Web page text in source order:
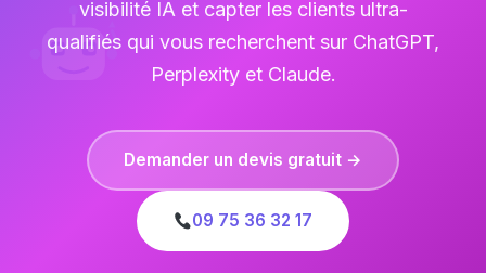
visibilité IA et capter les clients ultra-
qualifiés qui vous recherchent sur ChatGPT,
Perplexity et Claude.
Demander un devis gratuit →
09 75 36 32 17